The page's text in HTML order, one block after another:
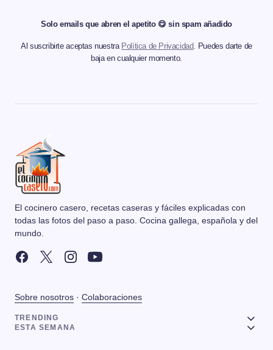
Solo emails que abren el apetito 😋 sin spam añadido
Al suscribirte aceptas nuestra Política de Privacidad. Puedes darte de
baja en cualquier momento.
El cocinero casero, recetas caseras y fáciles explicadas con
todas las fotos del paso a paso. Cocina gallega, española y del
mundo.
Sobre nosotros · Colaboraciones
TRENDING
ESTA SEMANA